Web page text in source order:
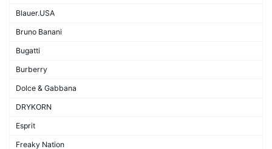
Blauer.USA
Bruno Banani
Bugatti
Burberry
Dolce & Gabbana
DRYKORN
Esprit
Freaky Nation